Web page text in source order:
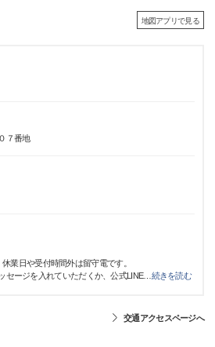
地図アプリで見る
７番地
業日や受付時間外は留守電です。
セージを入れていただくか、公式LINE… 続きを読む
交通アクセスページへ